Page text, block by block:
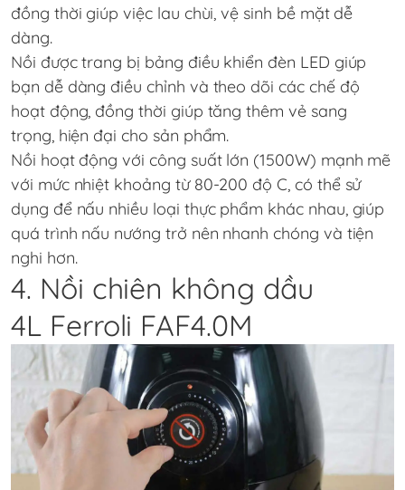
đồng thời giúp việc lau chùi, vệ sinh bề mặt dễ
dàng.
Nồi được trang bị bảng điều khiển đèn LED giúp
bạn dễ dàng điều chỉnh và theo dõi các chế độ
hoạt động, đồng thời giúp tăng thêm vẻ sang
trọng, hiện đại cho sản phẩm.
Nồi hoạt động với công suất lớn (1500W) mạnh mẽ
với mức nhiệt khoảng từ 80-200 độ C, có thể sử
dụng để nấu nhiều loại thực phẩm khác nhau, giúp
quá trình nấu nướng trở nên nhanh chóng và tiện
nghi hơn.
4. Nồi chiên không dầu
4L Ferroli FAF4.0M